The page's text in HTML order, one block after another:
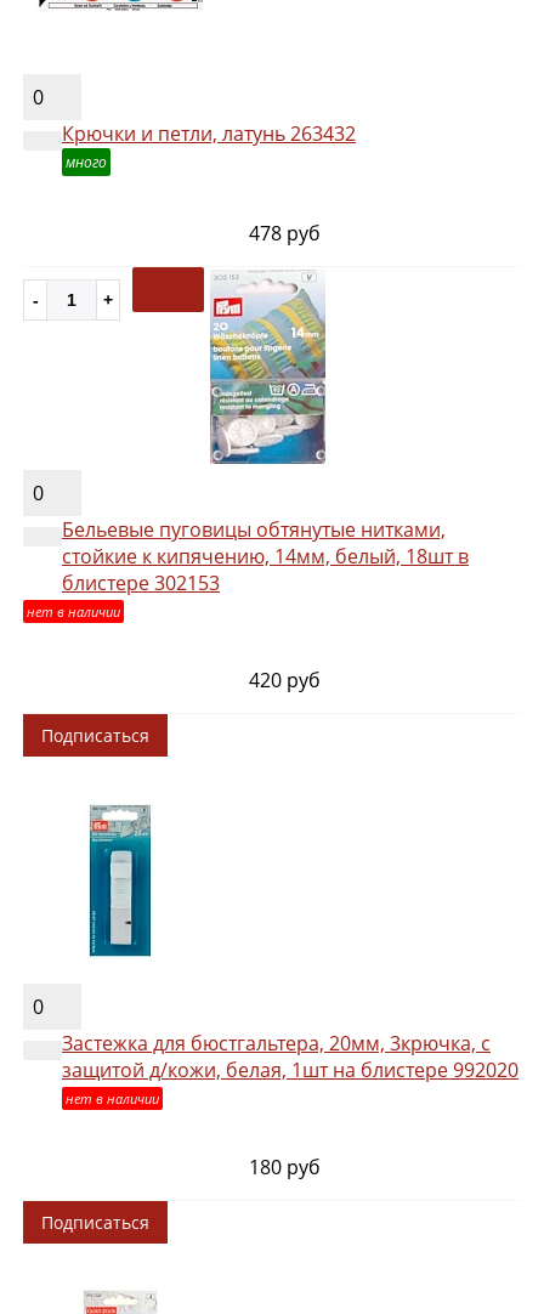
0
Крючки и петли, латунь 263432
много
478 руб
0
Бельевые пуговицы обтянутые нитками,
стойкие к кипячению, 14мм, белый, 18шт в
блистере 302153
нет в наличии
420 руб
Подписаться
0
Застежка для бюстгальтера, 20мм, 3крючка, с
защитой д/кожи, белая, 1шт на блистере 992020
нет в наличии
180 руб
Подписаться